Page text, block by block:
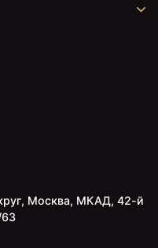
Москва, МКАД, 42-й
63